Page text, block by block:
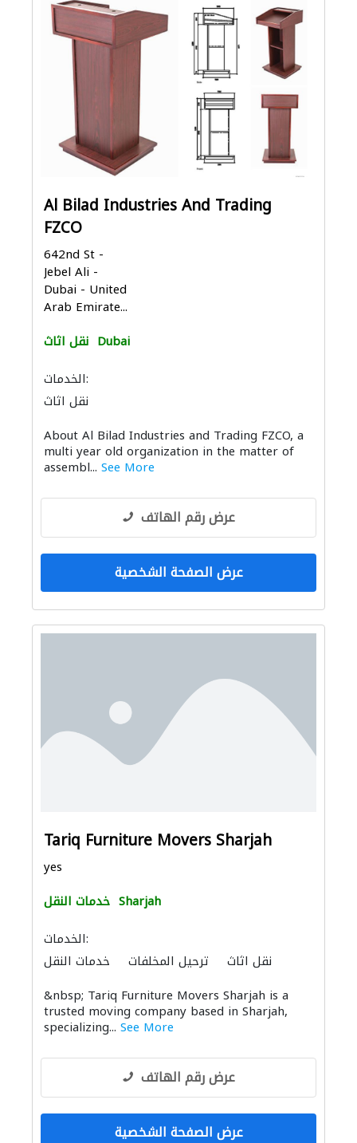
Al Bilad Industries And Trading
FZCO
642nd St -
Jebel Ali -
Dubai - United
Arab Emirate...
نقل اثاث Dubai
الخدمات:
نقل اثاث
About Al Bilad Industries and Trading FZCO, a
multi year old organization in the matter of
assembl... See More
عرض رقم الهاتف
عرض الصفحة الشخصية
Tariq Furniture Movers Sharjah
yes
خدمات النقل Sharjah
الخدمات:
خدمات النقل
ترحيل المخلفات نقل اثاث
&nbsp; Tariq Furniture Movers Sharjah is a
trusted moving company based in Sharjah,
specializing... See More
عرض رقم الهاتف
عرض الصفحة الشخصية